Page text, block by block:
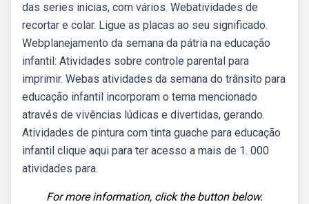
das series inicias, com vários. Webatividades de
recortar e colar. Ligue as placas ao seu significado.
Webplanejamento da semana da pátria na educação
infantil: Atividades sobre controle parental para
imprimir. Webas atividades da semana do trânsito para
educação infantil incorporam o tema mencionado
através de vivências lúdicas e divertidas, gerando.
Atividades de pintura com tinta guache para educação
infantil clique aqui para ter acesso a mais de 1. 000
atividades para.
For more information, click the button below.